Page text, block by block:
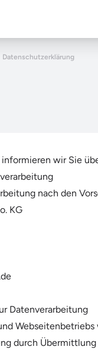
Datenschutzerklärung
wir Sie
nach den
KG
Datenverarbeitung
durch